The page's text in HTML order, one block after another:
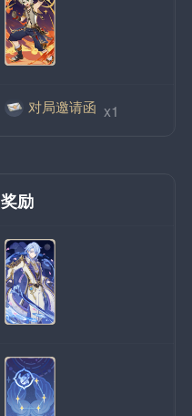
对局邀请函 x1
奖励